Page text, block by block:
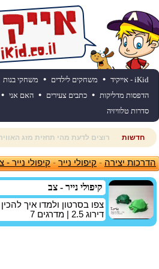
iKid - אייקיד • משחקים לילדים • משחקי בנות
הדפסות מדליקות • כתבים צעירים • האם אני •
סדרות טלוויזיה
חדשות חוגגים יום הולדת? כנסו לאתר
הדרכות יצירה-קיפולי נייר-קיפולי נייר -
קיפולי נייר - צב
צפו בסרטון ולמדו איך
דירוג 2.5 | מדרגים 7